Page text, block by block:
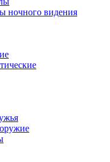
ночного видения